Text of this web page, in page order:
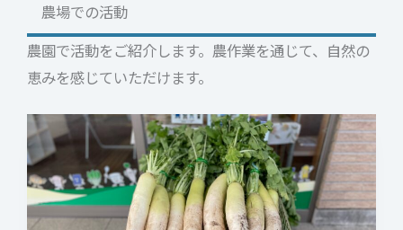
農場での活動
農園で活動をご紹介します。農作業を通じて、自然の
恵みを感じていただけます。